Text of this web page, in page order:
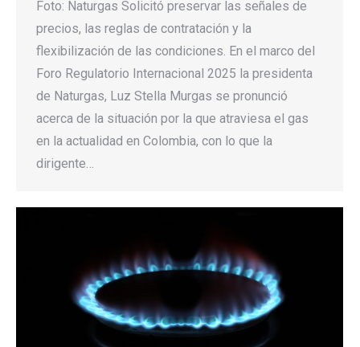
Foto: Naturgas Solicitó preservar las señales de
precios, las reglas de contratación y la
flexibilización de las condiciones. En el marco del
Foro Regulatorio Internacional 2025 la presidenta
de Naturgas, Luz Stella Murgas se pronunció
acerca de la situación por la que atraviesa el gas
en la actualidad en Colombia, con lo que la
dirigente…